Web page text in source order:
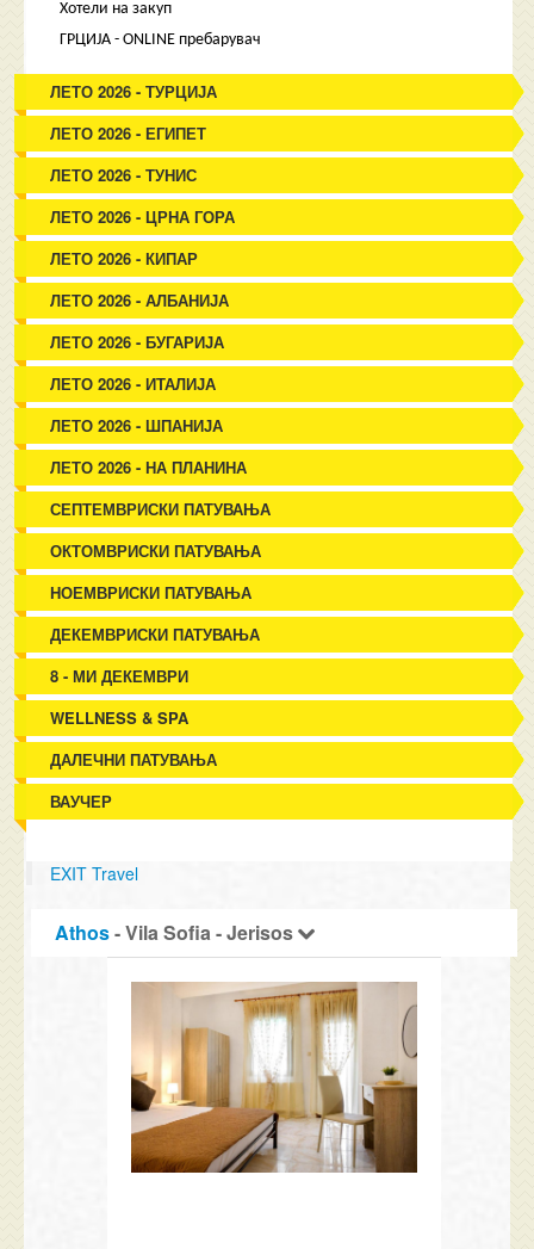
Хотели на закуп
ГРЦИЈА - ONLINE пребарувач
ЛЕТО 2026 - ТУРЦИЈА
ЛЕТО 2026 - ЕГИПЕТ
ЛЕТО 2026 - ТУНИС
ЛЕТО 2026 - ЦРНА ГОРА
ЛЕТО 2026 - КИПАР
ЛЕТО 2026 - АЛБАНИЈА
ЛЕТО 2026 - БУГАРИЈА
ЛЕТО 2026 - ИТАЛИЈА
ЛЕТО 2026 - ШПАНИЈА
ЛЕТО 2026 - НА ПЛАНИНА
СЕПТЕМВРИСКИ ПАТУВАЊА
ОКТОМВРИСКИ ПАТУВАЊА
НОЕМВРИСКИ ПАТУВАЊА
ДЕКЕМВРИСКИ ПАТУВАЊА
8 - МИ ДЕКЕМВРИ
WELLNESS & SPA
ДАЛЕЧНИ ПАТУВАЊА
ВАУЧЕР
EXIT Travel
Athos- Vila Sofia - Jerisos